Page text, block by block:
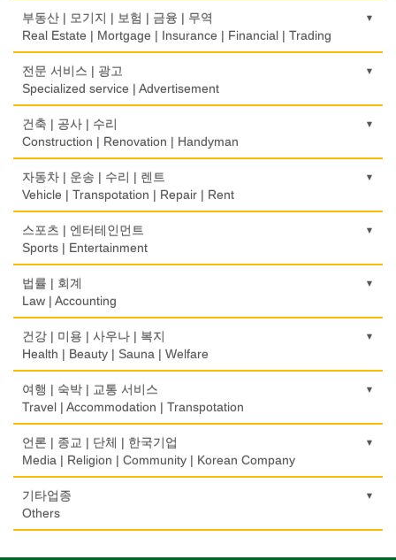
Restaurant
식당장비
Food Equipment
식품점
Korean Food
Food Manufacturing
와인제조
Wine Maker
정육점
제과점
Bakery
식품도매
Food Distributors
Children's Ware
Wedding
인터넷 쇼핑
Internet Shopping
결혼상담
Marriage Consulting
Florist
모피점
백화점/선물센터
보석/귀금속/시계
Jeweler/Jeweller
비디오-사진/촬영/편집/공급
Video Service
사진촬영
애완동물용품
Pet Shop
사무기기
Office Equipment
Stationery/Office Equipment
Book Store
운전학원
Driving School
한글학교
Korean Language School
Boarding House
학교/학원
개인지도-체육
개인지도-음악
Private Lesson-Music
개인지도-옷수선
Private Lesson-Alteration
개인지도-어학/수학
금전등록기
Cash Register
인터넷 서비스/까페
Internet Service/Cafe
전자제품 판매/수리
Electronic Goods Sales/Repair
Telephone/Communication Service
컴퓨터 판매/수리
Computer Sales/Repair
부동산 | 모기지 | 보험 | 금융 | 무역
Real Estate | Mortgage | Insurance | Financial | Trading
도매
Wholesale
모기지
Mortgage
International Trade
Insurance/Investment/Finance
부동산 관리
Property Management
채무조정
Bankruptcy
Real Estate
은행/금융기관
Bank/Financing Service
전문 서비스 | 광고
Specialized service | Advertisement
광고/그래픽 디자인
Advertising/Graphic Design
광고 에이전트
Advertising Agency
경보/도난방지
Alarm/Security System
Cemetery/Monument
빨래방/세탁
Coin Laundry/Dry cleaning
상패/트로피
Medal/Trophy
Dry cleaning Equipment
악기사
열쇠
건축 | 공사 | 수리
Construction | Renovation | Handyman
건축시공/개조
Construction/Home Renovation
건축설계사
Architect
Architecture
Home Inspection
간판
Signs
가구판매/수리
Furniture Sales/Repair
Machinery Rebuilding
난방/냉동
자동차 | 운송 | 수리 | 렌트
Vehicle | Transpotation | Repair | Rent
운송/통관/이삿짐
Transportation/Moving
택배
Courier Service
Taxi Service
Automobile/Car
자동차-렌트
Car Rental
자동차-바디샵
Autobody Shop
스포츠 | 엔터테인먼트
Sports | Entertainment
골프장비
Golf Equipment
골프장
Golf/Country Club
가라오케/노래방/카페
Karaoke/Cafe
Dahn Centre
당구장
Billiard Club
볼링장
법률 | 회계
Law | Accounting
교통위반티켓
Traffic Ticket
공인회계사(CPA)
CPA
번역/통역/이력서
Translation/Interpretation/Resume Service
Law Office
회계업무
건강 | 미용 | 사우나 | 복지
Health | Beauty | Sauna | Welfare
건강상담/식품/정보
Health Counseling/Food/Information
의료기
Medical Equipment
Massage
여행 | 숙박 | 교통 서비스
Travel | Accommodation | Transpotation
호텔/모텔/숙박
Hotel/Motel
여행/관광
Travel/Tour
언론 | 종교 | 단체 | 한국기업
Media | Religion | Community | Korean Company
기도원/수양관
Retreat Centre
기타업종
Others